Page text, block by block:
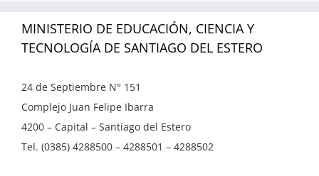
MINISTERIO DE EDUCACIÓN, CIENCIA Y
TECNOLOGÍA DE SANTIAGO DEL ESTERO
24 de Septiembre N° 151
Complejo Juan Felipe Ibarra
4200 – Capital – Santiago del Estero
Tel. (0385) 4288500 – 4288501 – 4288502